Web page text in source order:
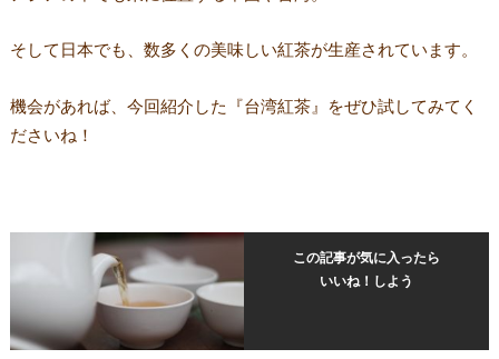
そして日本でも、数多くの美味しい紅茶が生産されています。
機会があれば、今回紹介した『台湾紅茶』をぜひ試してみてく
ださいね！
この記事が気に入ったら
いいね！しよう